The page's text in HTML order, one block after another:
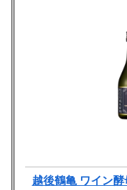
越後鶴亀 ワイン